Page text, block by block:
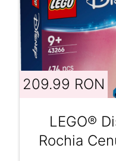
209.99 RON
LEGO®
Rochia